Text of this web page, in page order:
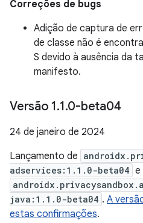
Correções de bugs
Adição de captura de
de classe não é
S devido à ausência da
manifesto.
Versão 1.1.0-beta04
24 de janeiro de 2024
Lançamento de
adservices:1.1.0-beta04 e
java:1.1.0-beta04 . A
estas confirmações.